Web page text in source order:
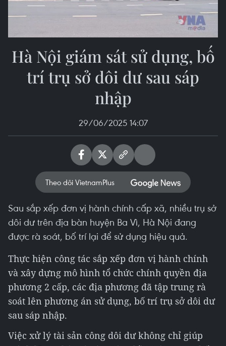
Video
Hà Nội giám sát sử dụng, bố
trí trụ sở dôi dư sau sáp
nhập
29/06/2025 14:07
Theo dõi VietnamPlus
Sau sắp xếp đơn vị hành chính cấp xã, nhiều trụ sở
dôi dư trên địa bàn huyện Ba Vì, Hà Nội đang
được rà soát, bố trí lại để sử dụng hiệu quả.
Thực hiện công tác sắp xếp đơn vị hành chính
và xây dựng mô hình tổ chức chính quyền địa
phương 2 cấp, các địa phương đã tập trung rà
soát lên phương án sử dụng, bố trí trụ sở dôi dư
sau sáp nhập.
Việc xử lý tài sản công dôi dư không chỉ giúp